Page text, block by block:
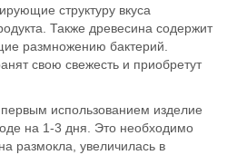
структуру вкуса
Также древесина содержит
размножению бактерий.
свою свежесть и приобретут
использованием изделие
на 1-3 дня. Это необходимо
размокла, увеличилась в